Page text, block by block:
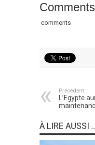
Comments
comments
Précédent :
L’Egypte
À LIRE AUSSI